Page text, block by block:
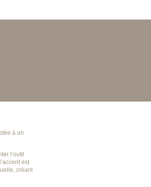
à un
l’outil
est
créant